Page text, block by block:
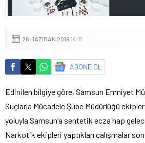
26 HAZIRAN 2019 14:11
ABONE OL
Edinilen bilgiye göre, Samsun Emniyet
Suçlarla Mücadele Şube Müdürlüğü
yoluyla Samsun’a sentetik ecza hap
Narkotik ekipleri yaptıkları çalışmalar